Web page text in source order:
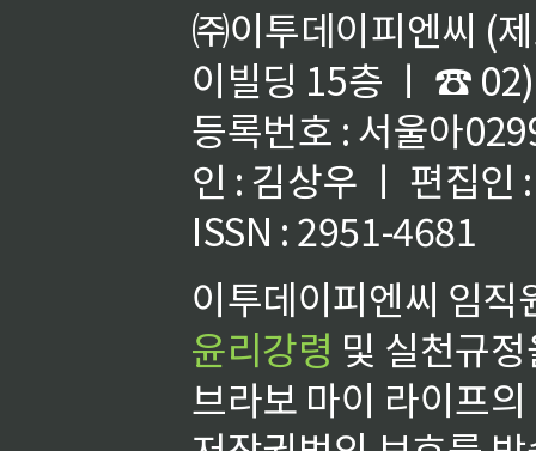
㈜이투데이피엔씨 (
이빌딩 15층 ㅣ ☎
등록번호 : 서울아
인 : 김상우 ㅣ 편집인
ISSN : 2951-4681
이투데이피엔씨 임
윤리강령 및 실천규
브라보 마이 라이프